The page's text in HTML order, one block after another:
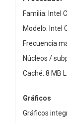
Familia: Intel
Modelo: Intel
Frecuencia
Núcleos /
Caché: 8 MB
Gráficos
Gráficos